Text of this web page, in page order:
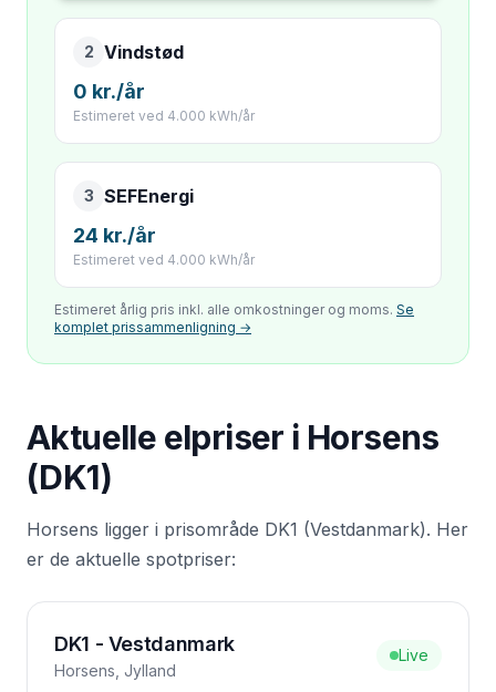
2 Vindstød
0 kr./år
Estimeret ved 4.000 kWh/år
3 SEFEnergi
24 kr./år
Estimeret ved 4.000 kWh/år
Estimeret årlig pris inkl. alle omkostninger og moms. Se
komplet prissammenligning →
Aktuelle elpriser i Horsens
(DK1)
Horsens ligger i prisområde DK1 (Vestdanmark). Her
er de aktuelle spotpriser:
DK1 - Vestdanmark
Horsens Jylland
Live